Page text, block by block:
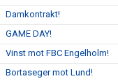
Damkontrakt!
GAME DAY!
Vinst mot FBC Engelholm!
Bortaseger mot Lund!